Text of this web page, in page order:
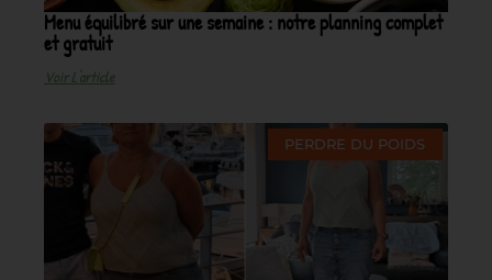
Menu équilibré sur une semaine : notre planning complet
et gratuit
Voir L'article
PERDRE DU POIDS